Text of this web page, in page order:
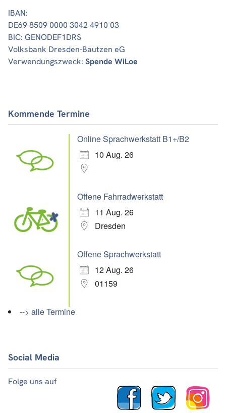
IBAN:
DE69 8509 0000 3042 4910 03
BIC: GENODEF1DRS
Volksbank Dresden-Bautzen eG
Verwendungszweck: Spende WiLoe
Kommende Termine
Online Sprachwerkstatt B1+/B2
10 Aug. 26
Offene Fahrradwerkstatt
11 Aug. 26
Dresden
Offene Sprachwerkstatt
12 Aug. 26
01159
--> alle Termine
Social Media
Folge uns auf